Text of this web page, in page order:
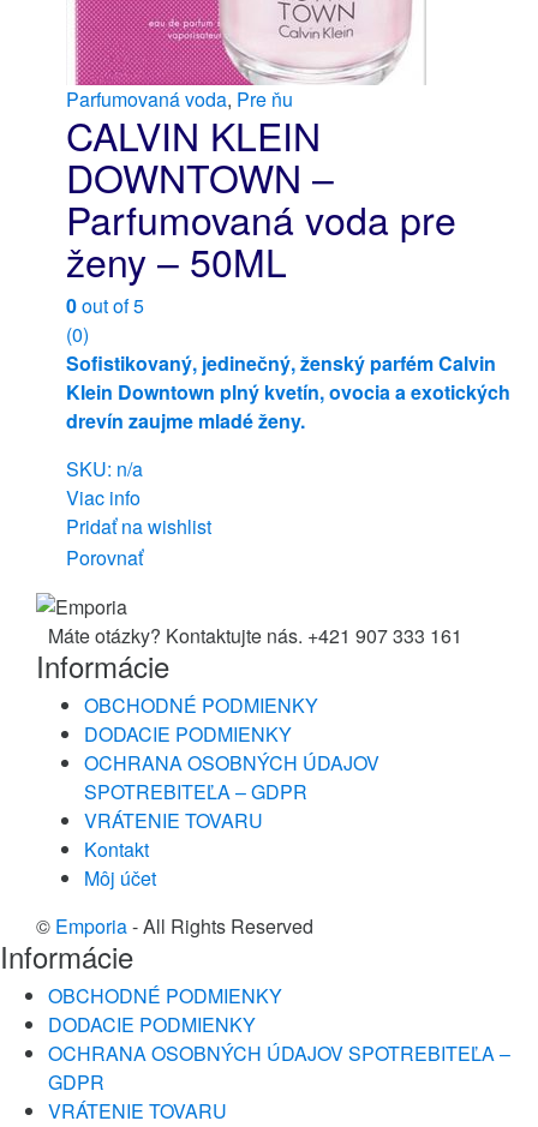
Parfumovaná voda, Pre ňu
CALVIN KLEIN
DOWNTOWN –
Parfumovaná voda pre
ženy – 50ML
0out of 5
(0)
Sofistikovaný, jedinečný, ženský parfém Calvin
Klein Downtown plný kvetín, ovocia a exotických
drevín zaujme mladé ženy.
SKU: n/a
Viac info
Pridať na wishlist
Porovnať
Máte otázky? Kontaktujte nás. +421 907 333 161
Informácie
OBCHODNÉ PODMIENKY
DODACIE PODMIENKY
OCHRANA OSOBNÝCH ÚDAJOV
SPOTREBITEĽA – GDPR
VRÁTENIE TOVARU
Kontakt
Môj účet
© Emporia- All Rights Reserved
Informácie
OBCHODNÉ PODMIENKY
DODACIE PODMIENKY
OCHRANA OSOBNÝCH ÚDAJOV SPOTREBITEĽA –
GDPR
VRÁTENIE TOVARU